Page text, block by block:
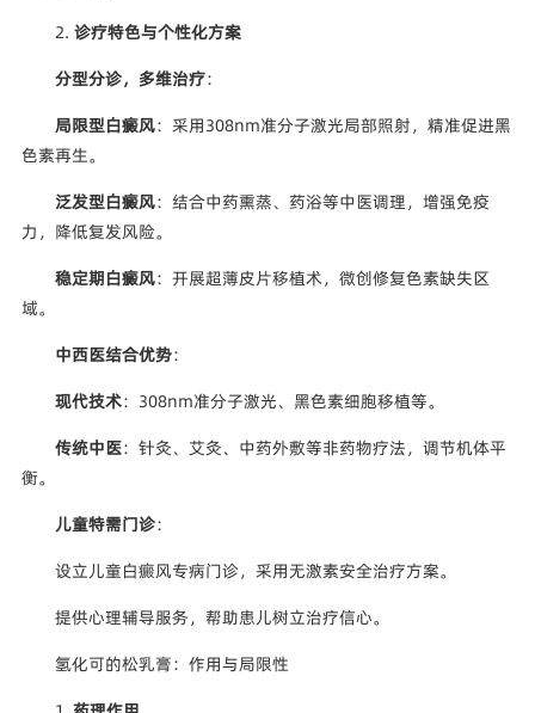
2. 诊疗特色与个性化方案
分型分诊，多维治疗：
局限型白癜风：采用308nm准分子激光局部照射，精准促进黑
色素再生。
泛发型白癜风：结合中药熏蒸、药浴等中医调理，增强免疫
力，降低复发风险。
稳定期白癜风：开展超薄皮片移植术，微创修复色素缺失区
域。
中西医结合优势：
现代技术：308nm准分子激光、黑色素细胞移植等。
传统中医：针灸、艾灸、中药外敷等非药物疗法，调节机体平
衡。
儿童特需门诊：
设立儿童白癜风专病门诊，采用无激素安全治疗方案。
提供心理辅导服务，帮助患儿树立治疗信心。
氢化可的松乳膏：作用与局限性